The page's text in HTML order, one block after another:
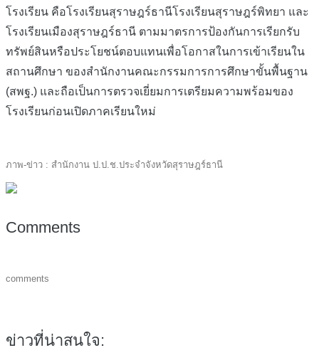
โรงเรียน คือโรงเรียนสุราษฎร์ธานีโรงเรียนสุราษฎร์พิทยา และ
โรงเรียนเมืองสุราษฎร์ธานี ตามมาตรการป้องกันการเรียกรับ
ทรัพย์สินหรือประโยชน์ตอบแทนเพื่อโอกาสในการเข้าเรียนใน
สถานศึกษา ของสำนักงานคณะกรรมการการศึกษาขั้นพื้นฐาน
(สพฐ.) และถือเป็นการตรวจเยี่ยมการเตรียมความพร้อมของ
โรงเรียนก่อนเปิดภาคเรียนใหม่
ภาพ-ข่าว : สำนักงาน ป.ป.ช.ประจำจังหวัดสุราษฎร์ธานี
Comments
comments
ข่าวที่น่าสนใจ: